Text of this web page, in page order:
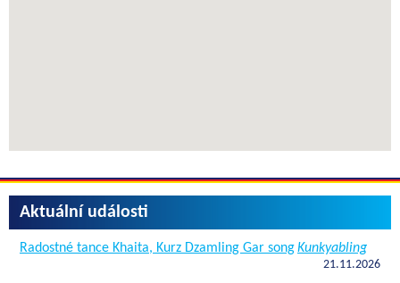
Aktuální události
Radostné tance Khaita, Kurz Dzamling Gar songKunkyabling
21.11.2026